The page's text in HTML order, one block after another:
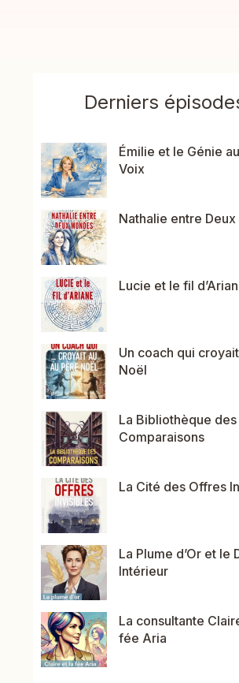
Derniers
Émilie et le Génie
Voix
Nathalie entre
Lucie et le fil
Un coach qui
Noël
La Bibliothèque des
Comparaisons
La Cité des Offres
La Plume d’Or et le
Intérieur
La consultante
fée Aria